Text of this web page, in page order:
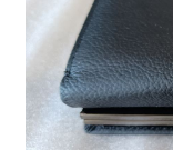
Оформление заказа